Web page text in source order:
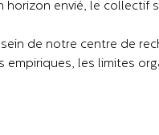
horizon envié, le
de notre centre de
les limites